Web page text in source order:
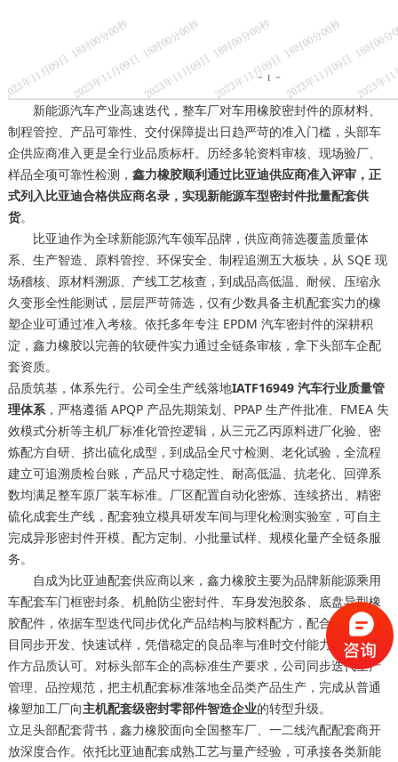
新能源汽车产业高速迭代，整车厂对车用橡胶密封件的原材料、
制程管控、产品可靠性、交付保障提出日趋严苛的准入门槛，头部车
企供应商准入更是全行业品质标杆。历经多轮资料审核、现场验厂、
样品全项可靠性检测， 鑫力橡胶顺利通过比亚迪供应商准入评审，正
式列入比亚迪合格供应商名录，实现新能源车型密封件批量配套供
货。
比亚迪作为全球新能源汽车领军品牌，供应商筛选覆盖质量体
系、生产智造、原料管控、环保安全、制程追溯五大板块，从 SQE 现
场稽核、原材料溯源、产线工艺核查，到成品高低温、耐候、压缩永
久变形全性能测试，层层严苛筛选，仅有少数具备主机配套实力的橡
塑企业可通过准入考核。依托多年专注 EPDM 汽车密封件的深耕积
淀，鑫力橡胶以完善的软硬件实力通过全链条审核，拿下头部车企配
套资质。
品质筑基，体系先行。公司全生产线落地IATF16949 汽车行业质量管
理体系，严格遵循 APQP 产品先期策划、PPAP 生产件批准、FMEA 失
效模式分析等主机厂标准化管控逻辑，从三元乙丙原料进厂化验、密
炼配方自研、挤出硫化成型，到成品全尺寸检测、老化试验，全流程
建立可追溯质检台账，产品尺寸稳定性、耐高低温、抗老化、回弹系
数均满足整车原厂装车标准。厂区配置自动化密炼、连续挤出、精密
硫化成套生产线，配套独立模具研发车间与理化检测实验室，可自主
完成异形密封件开模、配方定制、小批量试样、规模化量产全链条服
务。
自成为比亚迪配套供应商以来，鑫力橡胶主要为品牌新能源乘用
车配套车门框密封条、机舱防尘密封件、车身发泡胶条、底盘异型橡
胶配件，依据车型迭代同步优化产品结构与胶料配方，配合车企新项
目同步开发、快速试样，凭借稳定的良品率与准时交付能力，收获合
作方品质认可。对标头部车企的高标准生产要求，公司同步迭代生产
管理、品控规范，把主机配套标准落地全品类产品生产，完成从普通
橡塑加工厂向主机配套级密封零部件智造企业的转型升级。
立足头部配套背书，鑫力橡胶面向全国整车厂、一二线汽配配套商开
放深度合作。依托比亚迪配套成熟工艺与量产经验，可承接各类新能